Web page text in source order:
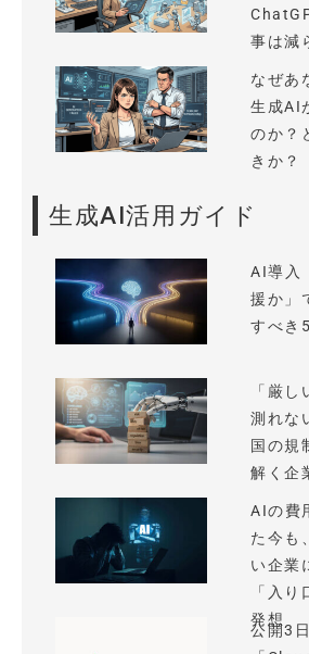
事は減
なぜあ
生成AI
のか？
きか？
生成AI活用ガイド
AI導入
援か」
すべき
「厳
測れな
国の規
解く企
AIの費
た今も
い企業
「入
発想
公開3